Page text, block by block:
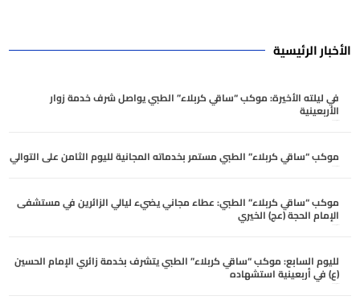
الأخبار الرئيسية
في ليلته الأخيرة: موكب “ساقي كربلاء” الطبي يواصل شرف خدمة زوار
الأربعينية
أغسطس 5, 2026
موكب “ساقي كربلاء” الطبي مستمر بخدماته المجانية لليوم الثامن على التوالي
أغسطس 5, 2026
موكب “ساقي كربلاء” الطبي: عطاء مجاني يضيء ليالي الزائرين في مستشفى
الإمام الحجة (عج) الخيري
أغسطس 4, 2026
لليوم السابع: موكب “ساقي كربلاء” الطبي يتشرف بخدمة زائري الإمام الحسين
(ع) في أربعينية استشهاده
أغسطس 4, 2026